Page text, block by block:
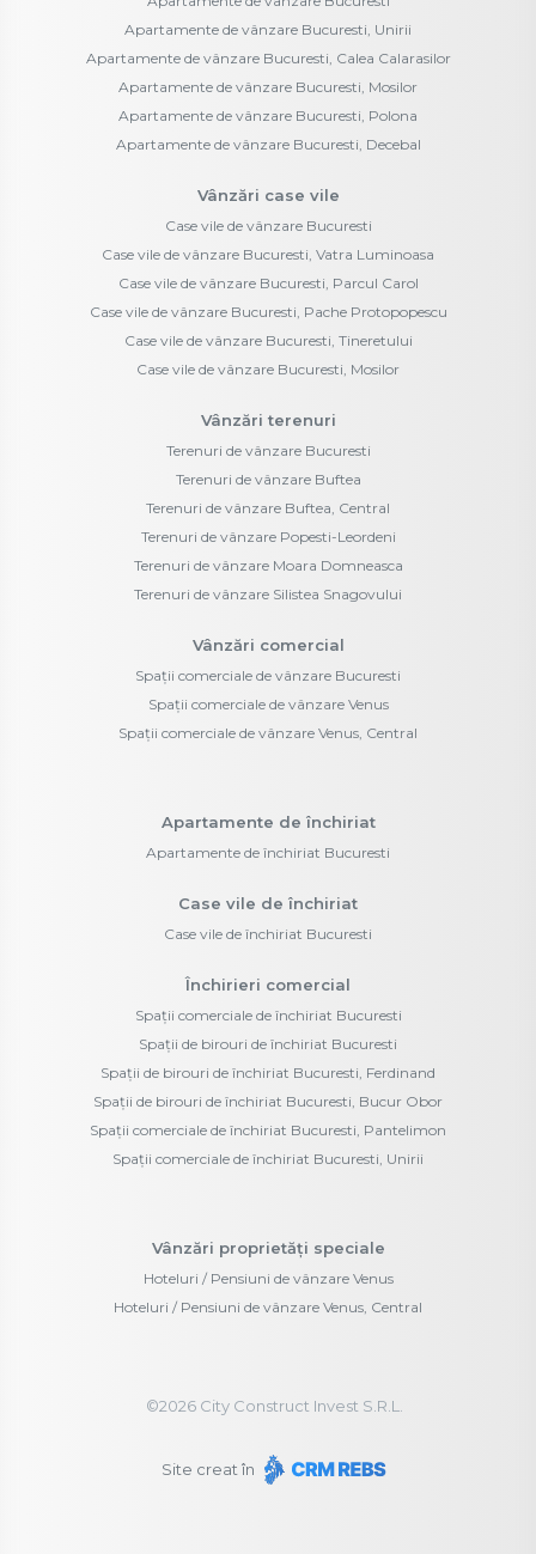
Apartamente de vânzare Bucuresti, Unirii
Apartamente de vânzare Bucuresti, Calea Calarasilor
Apartamente de vânzare Bucuresti, Mosilor
Apartamente de vânzare Bucuresti, Polona
Apartamente de vânzare Bucuresti, Decebal
Vânzări case vile
Case vile de vânzare Bucuresti
Case vile de vânzare Bucuresti, Vatra Luminoasa
Case vile de vânzare Bucuresti, Parcul Carol
Case vile de vânzare Bucuresti, Pache Protopopescu
Case vile de vânzare Bucuresti, Tineretului
Case vile de vânzare Bucuresti, Mosilor
Vânzări terenuri
Terenuri de vânzare Bucuresti
Terenuri de vânzare Buftea
Terenuri de vânzare Buftea, Central
Terenuri de vânzare Popesti-Leordeni
Terenuri de vânzare Moara Domneasca
Terenuri de vânzare Silistea Snagovului
Vânzări comercial
Spații comerciale de vânzare Bucuresti
Spații comerciale de vânzare Venus
Spații comerciale de vânzare Venus, Central
Apartamente de închiriat
Apartamente de închiriat Bucuresti
Case vile de închiriat
Case vile de închiriat Bucuresti
Închirieri comercial
Spații comerciale de închiriat Bucuresti
Spații de birouri de închiriat Bucuresti
Spații de birouri de închiriat Bucuresti, Ferdinand
Spații de birouri de închiriat Bucuresti, Bucur Obor
Spații comerciale de închiriat Bucuresti, Pantelimon
Spații comerciale de închiriat Bucuresti, Unirii
Vânzări proprietăți speciale
Hoteluri / Pensiuni de vânzare Venus
Hoteluri / Pensiuni de vânzare Venus, Central
©2026City Construct Invest S.R.L.
Site creat în